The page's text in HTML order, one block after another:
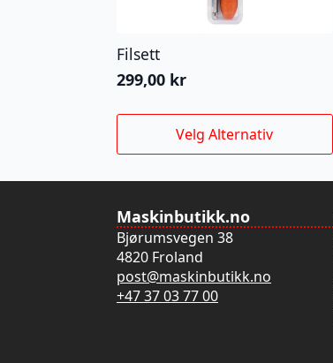
Filsett
299,00 kr
Velg Alternativ
Dette
produktet
flere
Alternativene
kan
velges
på
produktsiden
Maskinbutikk.no
Bjørumsvegen 38
4820 Froland
post@maskinbutikk.no
+47 37 03 77 00